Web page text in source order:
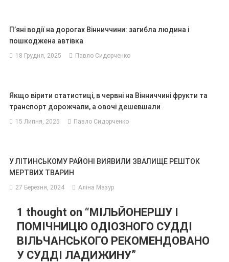
П’яні водії на дорогах Вінниччини: загибла людина і
пошкоджена автівка
18 Грудня, 2025 Павло Сидорченко
Якщо вірити статистиці, в червні на Вінниччині фрукти та
транспорт дорожчали, а овочі дешевшали
15 Липня, 2025 Павло Сидорченко
У ЛІТИНСЬКОМУ РАЙОНІ ВИЯВИЛИ ЗВАЛИЩЕ РЕШТОК
МЕРТВИХ ТВАРИН
27 Березня, 2024 Аліна Мазур
1 thought on “МІЛЬЙОНЕРШУ І
ПОМІЧНИЦЮ ОДІОЗНОГО СУДДІ
ВІЛЬЧАНСЬКОГО РЕКОМЕНДОВАНО
У СУДДІ ЛАДИЖИНУ”